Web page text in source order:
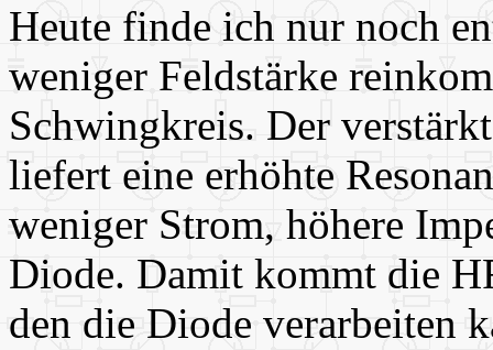
Heute finde ich nur noch
weniger Feldstärke
Schwingkreis. Der
liefert eine erhöhte
weniger Strom, höhere
Diode. Damit kommt die
den die Diode verarbeiten